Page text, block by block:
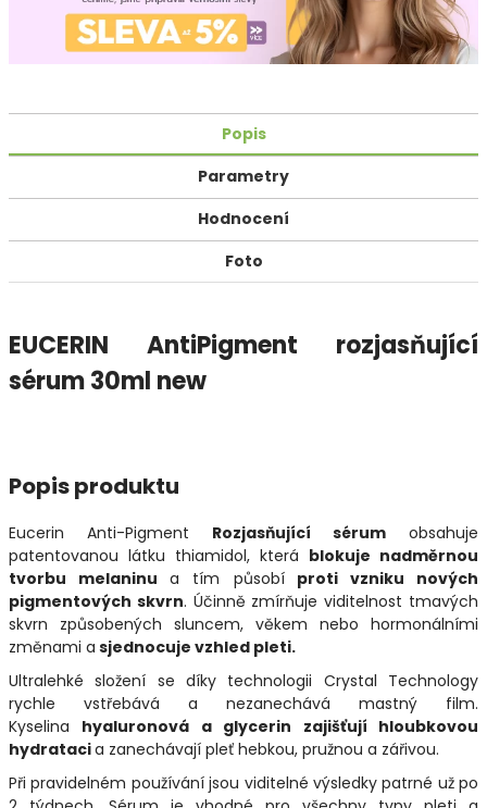
Popis
Parametry
Hodnocení
Foto
EUCERIN AntiPigment rozjasňující
sérum 30ml new
Popis produktu
Eucerin Anti-Pigment Rozjasňující sérum obsahuje
patentovanou látku thiamidol, která blokuje nadměrnou
tvorbu melaninua tím působíproti vzniku nových
pigmentových skvrn. Účinně zmírňuje viditelnost tmavých
skvrn způsobených sluncem, věkem nebo hormonálními
změnami a sjednocuje vzhled pleti.
Ultralehké složení se díky technologii Crystal Technology
rychle vstřebává a nezanechává mastný film.
Kyselina hyaluronová a glycerin zajišťují hloubkovou
hydratacia zanechávají pleť hebkou, pružnou a zářivou.
Při pravidelném používání jsou viditelné výsledky patrné už po